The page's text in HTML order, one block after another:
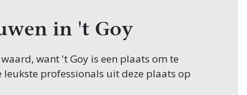
in 't Goy
want 't Goy is een plaats om te
leukste professionals uit deze plaats op